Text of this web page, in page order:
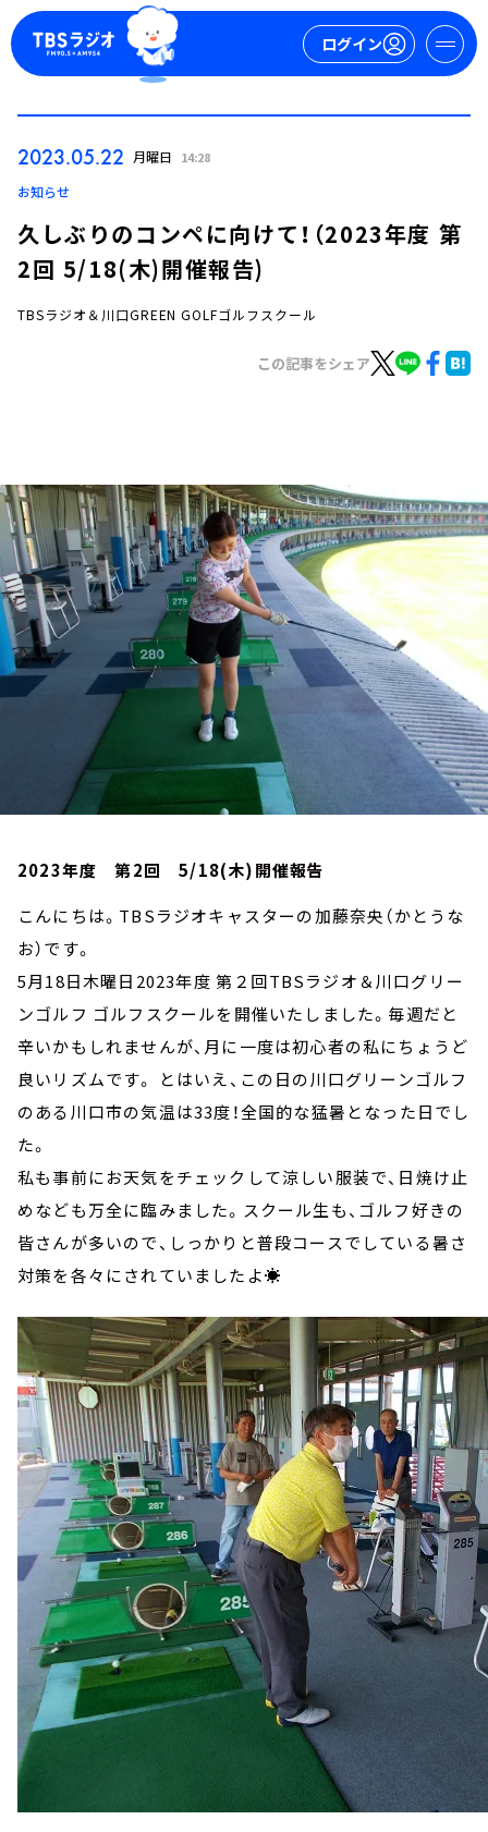
ログイン
お知らせ
イベント・グッズ
YouTube
会社情報
2023.05.22 月曜日 14:28
お知らせ
久しぶりのコンペに向けて！（2023年度 第
2回 5/18(木)開催報告)
TBSラジオ＆川口GREEN GOLFゴルフスクール
この記事をシェア
2023年度 第2回 5/18(木)開催報告
こんにちは。TBSラジオキャスターの加藤奈央（かとうな
お）です。
5月18日木曜日2023年度 第２回TBSラジオ＆川口グリー
ンゴルフ ゴルフスクールを開催いたしました。毎週だと
辛いかもしれませんが、月に一度は初心者の私にちょうど
良いリズムです。 とはいえ、この日の川口グリーンゴルフ
のある川口市の気温は33度！全国的な猛暑となった日でし
た。
私も事前にお天気をチェックして涼しい服装で、日焼け止
めなども万全に臨みました。スクール生も、ゴルフ好きの
皆さんが多いので、しっかりと普段コースでしている暑さ
対策を各々にされていましたよ☀